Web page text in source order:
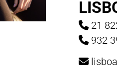
21
932